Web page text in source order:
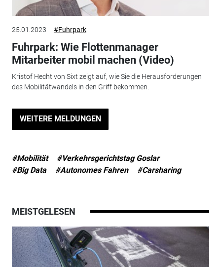
25.01.2023 #Fuhrpark
Fuhrpark: Wie Flottenmanager
Mitarbeiter mobil machen (Video)
Kristof Hecht von Sixt zeigt auf, wie Sie die Herausforderungen
des Mobilitätwandels in den Griff bekommen.
WEITERE MELDUNGEN
#Mobilität
#Verkehrsgerichtstag Goslar
#Big Data
#Autonomes Fahren #Carsharing
MEISTGELESEN